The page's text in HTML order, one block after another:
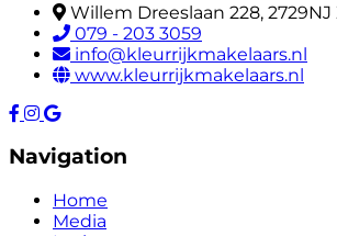
Willem Dreeslaan 228,
079 - 203 3059
info@kleurrijkmakelaars.nl
www.kleurrijkmakelaars.nl
Navigation
Home
Media